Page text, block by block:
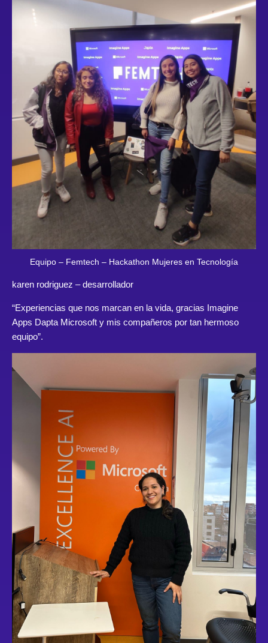
Equipo – Femtech – Hackathon Mujeres en Tecnología
karen rodriguez – desarrollador
“Experiencias que nos marcan en la vida, gracias Imagine
Apps Dapta Microsoft y mis compañeros por tan hermoso
equipo”.